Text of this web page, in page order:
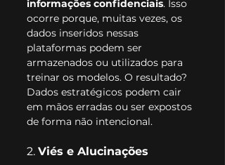
informações confidenciais. Isso
ocorre porque, muitas vezes, os
dados inseridos nessas
plataformas podem ser
armazenados ou utilizados para
treinar os modelos. O resultado?
Dados estratégicos podem cair
em mãos erradas ou ser expostos
de forma não intencional.
2. Viés e Alucinações